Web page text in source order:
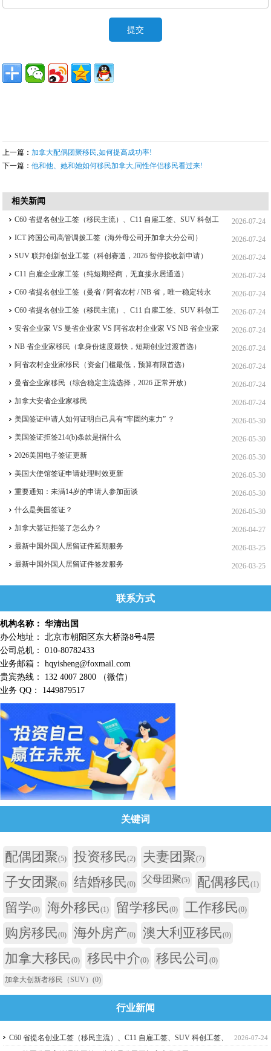
上一篇：加拿大配偶团聚移民,如何提高成功率!
下一篇：他和他、她和她如何移民加拿大,同性伴侣移民看过来!
相关新闻
2026-07-24
C60 省提名创业工签（移民主流）、C11 自雇工签、SUV 科创工
签、ICT 跨国高管工签比较 2026-07-24
ICT 跨国公司高管调拨工签（海外母公司开加拿大分公司）
2026-07-24
SUV 联邦创新创业工签（科创赛道，2026 暂停接收新申请）
2026-07-24
C11 自雇企业家工签（纯短期经商，无直接永居通道）
2026-07-24
C60 省提名创业工签（曼省 / 阿省农村 / NB 省，唯一稳定转永
居，重点） 2026-07-24
C60 省提名创业工签（移民主流）、C11 自雇工签、SUV 科创工
签、ICT 跨国高管工签 2026-07-24
安省企业家 VS 曼省企业家 VS 阿省农村企业家 VS NB 省企业家
四合一详细对比（2026 年 7 月最新官方政策） 2026-07-24
NB 省企业家移民（拿身份速度最快，短期创业过渡首选）
2026-07-24
阿省农村企业家移民（资金门槛最低，预算有限首选）
2026-07-24
曼省企业家移民（综合稳定主流选择，2026 正常开放）
2026-07-24
加拿大安省企业家移民
2026-05-30
美国签证申请人如何证明自己具有“牢固约束力” ？
2026-05-30
美国签证拒签214(b)条款是指什么
2026-05-30
2026美国电子签证更新
2026-05-30
美国大使馆签证申请处理时效更新
2026-05-30
重要通知：未满14岁的申请人参加面谈
2026-05-30
什么是美国签证？
2026-04-27
加拿大签证拒签了怎么办？
2026-03-25
最新中国外国人居留证件延期服务
2026-03-25
最新中国外国人居留证件签发服务
联系方式
机构名称： 华清出国
办公地址： 北京市朝阳区东大桥路8号4层
公司总机： 010-80782433
业务邮箱： hqyisheng@foxmail.com
贵宾热线： 132 4007 2800 （微信）
业务 QQ： 1449879517
关键词
配偶团聚(5) 投资移民(2) 夫妻团聚(7)
子女团聚(6) 结婚移民(0) 父母团聚(5) 配偶移民(1)
留学(0) 海外移民(1) 留学移民(0) 工作移民(0)
购房移民(0) 海外房产(0) 澳大利亚移民(0)
加拿大移民(0) 移民中介(0) 移民公司 (0)
加拿大创新者移民（SUV） (0)
行业新闻
2026-07-24
C60 省提名创业工签（移民主流）、C11 自雇工签、SUV 科创工签、